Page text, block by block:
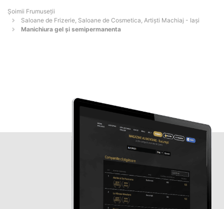
Șoimii Frumuseții
Saloane de Frizerie, Saloane de Cosmetica, Artiști Machiaj - Iaşi
Manichiura gel și semipermanenta